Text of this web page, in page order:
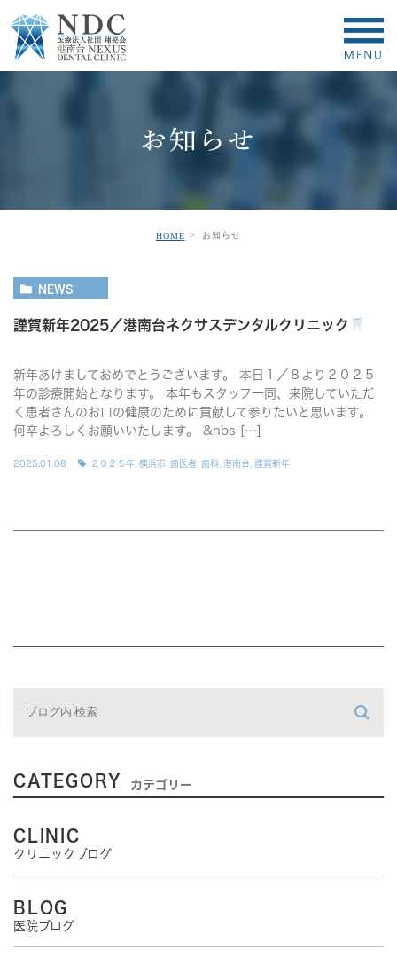
お知らせ
HOME お知らせ
NEWS
謹賀新年2025／港南台ネクサスデンタルクリニック
新年あけましておめでとうございます。 本日１／８より２０２５
年の診療開始となります。 本年もスタッフ一同、来院していただ
く患者さんのお口の健康のために貢献して参りたいと思います。
何卒よろしくお願いいたします。 &nbs […]
2025.01.08 ２０２５年 横浜市 歯医者 歯科 港南台 謹賀新年
CATEGORY カテゴリー
CLINIC
クリニックブログ
BLOG
医院ブログ